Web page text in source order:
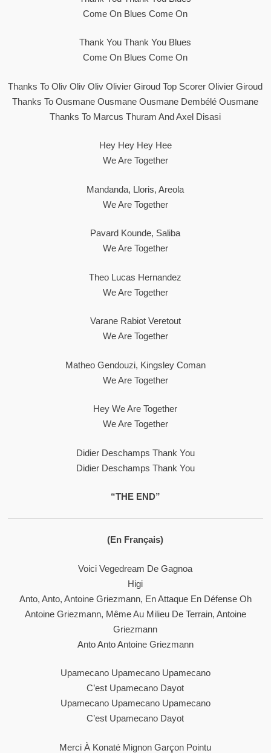
Come On Blues Come On
Thank You Thank You Blues
Come On Blues Come On
Thanks To Oliv Oliv Oliv Olivier Giroud Top Scorer Olivier Giroud
Thanks To Ousmane Ousmane Ousmane Dembélé Ousmane
Thanks To Marcus Thuram And Axel Disasi
Hey Hey Hey Hee
We Are Together
Mandanda, Lloris, Areola
We Are Together
Pavard Kounde, Saliba
We Are Together
Theo Lucas Hernandez
We Are Together
Varane Rabiot Veretout
We Are Together
Matheo Gendouzi, Kingsley Coman
We Are Together
Hey We Are Together
We Are Together
Didier Deschamps Thank You
Didier Deschamps Thank You
“THE END”
(En Français)
Voici Vegedream De Gagnoa
Higi
Anto, Anto, Antoine Griezmann, En Attaque En Défense Oh
Antoine Griezmann, Même Au Milieu De Terrain, Antoine
Griezmann
Anto Anto Antoine Griezmann
Upamecano Upamecano Upamecano
C’est Upamecano Dayot
Upamecano Upamecano Upamecano
C’est Upamecano Dayot
Merci À Konaté Mignon Garçon Pointu